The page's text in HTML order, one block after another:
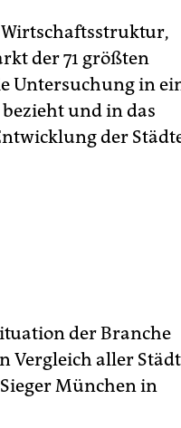
der 71 größten
Untersuchung in
und in das
der
der Branche
Vergleich aller
München in